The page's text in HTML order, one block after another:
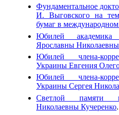
Фундаментальное
И. Выговского на
бумаг в
Юбилей
Ярославны
Юбилей члена-
Украины Евгения
Юбилей члена-
Украины Сергея
Светлой памяти
Николаевны Кучеренко.